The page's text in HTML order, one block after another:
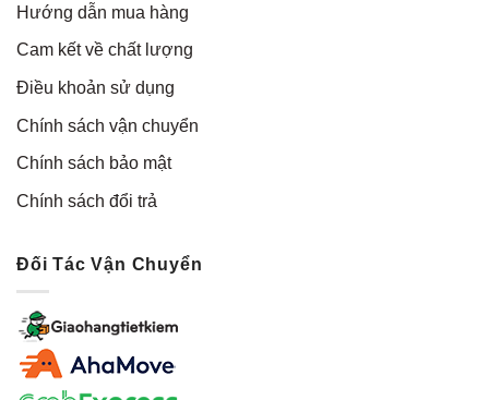
Hướng dẫn mua hàng
Cam kết về chất lượng
Điều khoản sử dụng
Chính sách vận chuyển
Chính sách bảo mật
Chính sách đổi trả
Đối Tác Vận Chuyển